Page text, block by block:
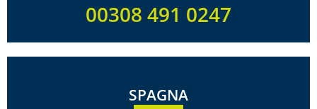
00308 491 0247
SPAGNA